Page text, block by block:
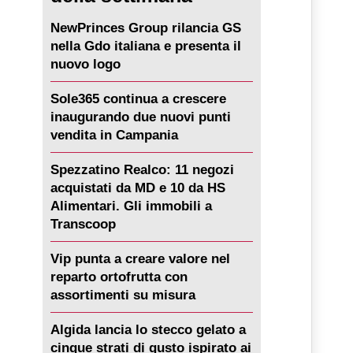
NewPrinces Group rilancia GS
nella Gdo italiana e presenta il
nuovo logo
Sole365 continua a crescere
inaugurando due nuovi punti
vendita in Campania
Spezzatino Realco: 11 negozi
acquistati da MD e 10 da HS
Alimentari. Gli immobili a
Transcoop
Vip punta a creare valore nel
reparto ortofrutta con
assortimenti su misura
Algida lancia lo stecco gelato a
cinque strati di gusto ispirato ai